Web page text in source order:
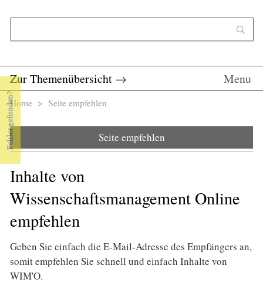
Zur Themenübersicht → Menu
Sie sind hier
Home > Seite empfehlen
Seite empfehlen
Inhalte von
Wissenschaftsmanagement Online
empfehlen
Geben Sie einfach die E-Mail-Adresse des Empfängers an,
somit empfehlen Sie schnell und einfach Inhalte von
WIM'O.